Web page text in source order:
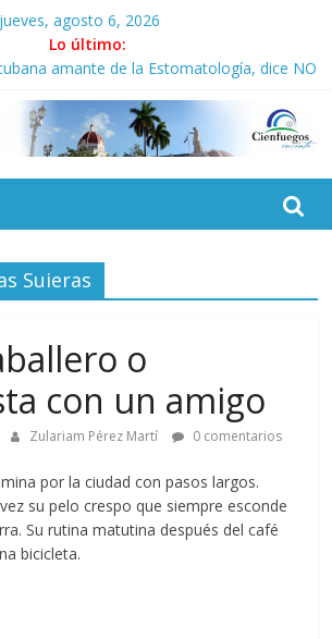
jueves, agosto 6, 2026
Lo último:
amante de la Estomatología, dice NO
brigada chilena viaja a Cuba con
de Fidel
cien años, cien escuelas
en escuela con desplome parcial en
Suieras
o
con un amigo
Zulariam Pérez Martí 0 comentarios
por la ciudad con pasos largos.
su pelo crespo que siempre esconde
Su rutina matutina después del café
bicicleta.